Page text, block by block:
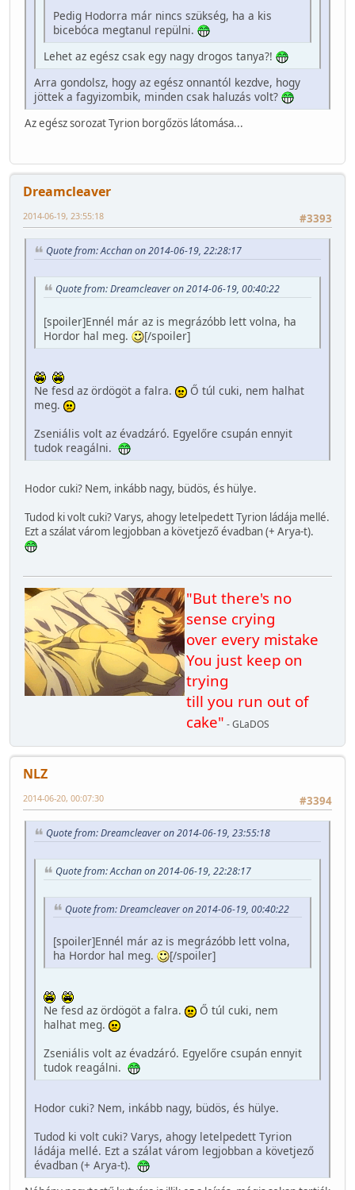
Pedig Hodorra már nincs szükség, ha a kis
bicebóca megtanul repülni.
Lehet az egész csak egy nagy drogos tanya?!
Arra gondolsz, hogy az egész onnantól kezdve, hogy
jöttek a fagyizombik, minden csak haluzás volt?
Az egész sorozat Tyrion borgőzös látomása...
Dreamcleaver
#3393
2014-06-19, 23:55:18
Quote from: Acchan on 2014-06-19, 22:28:17
Quote from: Dreamcleaver on 2014-06-19, 00:40:22
[spoiler]Ennél már az is megrázóbb lett volna, ha
Hordor hal meg.
[/spoiler]
Ne fesd az ördögöt a falra.
Ő túl cuki, nem halhat
meg.
Zseniális volt az évadzáró. Egyelőre csupán ennyit
tudok reagálni.
Hodor cuki? Nem, inkább nagy, büdös, és hülye.
Tudod ki volt cuki? Varys, ahogy letelpedett Tyrion ládája mellé.
Ezt a szálat várom legjobban a követjező évadban (+ Arya-t).
"But there's no
sense crying
over every mistake
You just keep on
trying
till you run out of
cake" - GLaDOS
NLZ
#3394
2014-06-20, 00:07:30
Quote from: Dreamcleaver on 2014-06-19, 23:55:18
Quote from: Acchan on 2014-06-19, 22:28:17
Quote from: Dreamcleaver on 2014-06-19, 00:40:22
[spoiler]Ennél már az is megrázóbb lett volna,
ha Hordor hal meg.
[/spoiler]
Ne fesd az ördögöt a falra.
Ő túl cuki, nem
halhat meg.
Zseniális volt az évadzáró. Egyelőre csupán ennyit
tudok reagálni.
Hodor cuki? Nem, inkább nagy, büdös, és hülye.
Tudod ki volt cuki? Varys, ahogy letelpedett Tyrion
ládája mellé. Ezt a szálat várom legjobban a követjező
évadban (+ Arya-t).